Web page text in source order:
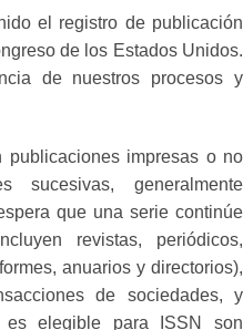
el registro de publicación
de los Estados Unidos.
de nuestros procesos y
publicaciones impresas o no
sucesivas, generalmente
que una serie continúe
revistas, periódicos,
anuarios y directorios),
de sociedades, y
es elegible para ISSN son